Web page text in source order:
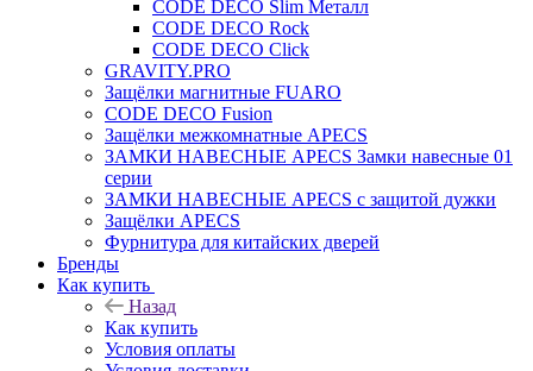
CODE DECO Slim Металл
CODE DECO Rock
CODE DECO Click
GRAVITY.PRO
Защёлки магнитные FUARO
CODE DECO Fusion
Защёлки межкомнатные APECS
ЗАМКИ НАВЕСНЫЕ APECS Замки навесные 01
серии
ЗАМКИ НАВЕСНЫЕ APECS с защитой дужки
Защёлки APECS
Фурнитура для китайских дверей
Бренды
Как купить
Назад
Как купить
Условия оплаты